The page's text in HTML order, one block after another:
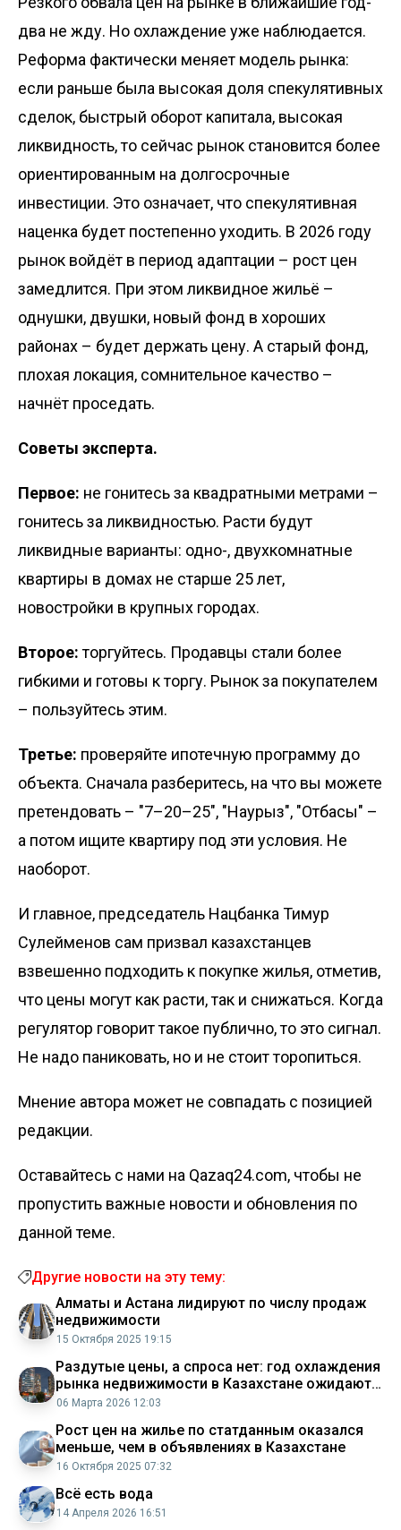
два не жду. Но охлаждение уже наблюдается.
Реформа фактически меняет модель рынка:
если раньше была высокая доля спекулятивных
сделок, быстрый оборот капитала, высокая
ликвидность, то сейчас рынок становится более
ориентированным на долгосрочные
инвестиции. Это означает, что спекулятивная
наценка будет постепенно уходить. В 2026 году
рынок войдёт в период адаптации – рост цен
замедлится. При этом ликвидное жильё –
однушки, двушки, новый фонд в хороших
районах – будет держать цену. А старый фонд,
плохая локация, сомнительное качество –
начнёт проседать.
Советы эксперта.
Первое: не гонитесь за квадратными метрами –
гонитесь за ликвидностью. Расти будут
ликвидные варианты: одно-, двухкомнатные
квартиры в домах не старше 25 лет,
новостройки в крупных городах.
Второе:торгуйтесь. Продавцы стали более
гибкими и готовы к торгу. Рынок за покупателем
– пользуйтесь этим.
Третье: проверяйте ипотечную программу до
объекта. Сначала разберитесь, на что вы можете
претендовать – "7–20–25", "Наурыз", "Отбасы" –
а потом ищите квартиру под эти условия. Не
наоборот.
И главное, председатель Нацбанка Тимур
Сулейменов сам призвал казахстанцев
взвешенно подходить к покупке жилья, отметив,
что цены могут как расти, так и снижаться. Когда
регулятор говорит такое публично, то это сигнал.
Не надо паниковать, но и не стоит торопиться.
Мнение автора может не совпадать с позицией
редакции.
Оставайтесь с нами на Qazaq24.com, чтобы не
пропустить важные новости и обновления по
данной теме.
Другие новости на эту тему:
Алматы и Астана лидируют по числу продаж
недвижимости
15 Октября 2025 19:15
Раздутые цены, а спроса нет: год охлаждения
рынка недвижимости в Казахстане ожидают
эксперты
06 Марта 2026 12:03
Рост цен на жилье по статданным оказался
меньше, чем в объявлениях в Казахстане
16 Октября 2025 07:32
Всё есть вода
14 Апреля 2026 16:51